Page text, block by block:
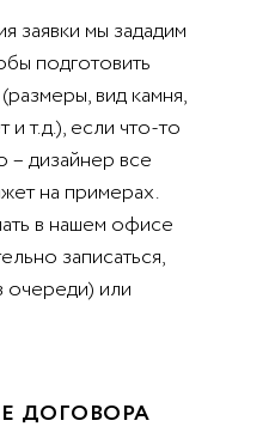
заявки мы зададим
подготовить
вид камня,
и т.д.), если что-то
– дизайнер все
на примерах.
в нашем офисе
записаться,
очереди) или
ДОГОВОРА